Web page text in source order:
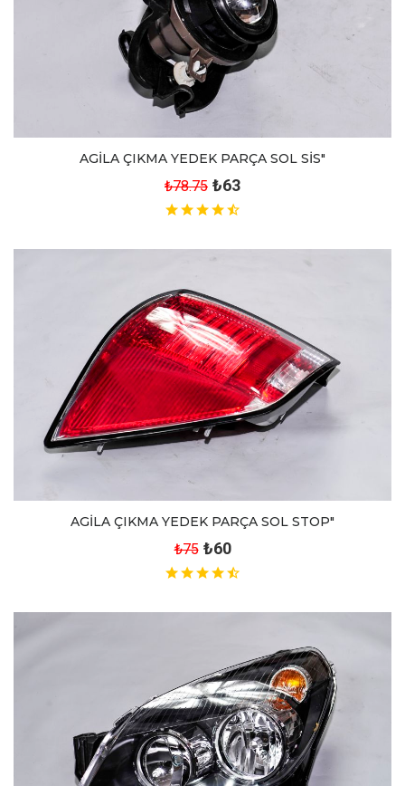
AGİLA ÇIKMA YEDEK PARÇA SOL SİS"
₺78.75 ₺63
AGİLA ÇIKMA YEDEK PARÇA SOL STOP"
₺75 ₺60